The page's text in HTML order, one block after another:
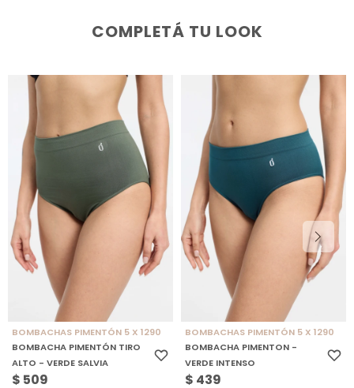
COMPLETÁ TU LOOK
BOMBACHAS PIMENTÓN 5 X 1290
BOMBACHA PIMENTÓN TIRO
ALTO - VERDE SALVIA
$ 509
BOMBACHAS PIMENTÓN 5 X 1290
BOMBACHA PIMENTON -
VERDE INTENSO
$ 439